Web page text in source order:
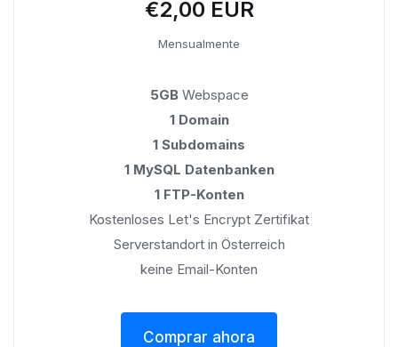
€2,00 EUR
Mensualmente
5GBWebspace
1 Domain
1 Subdomains
1 MySQL Datenbanken
1 FTP-Konten
Kostenloses Let's Encrypt Zertifikat
Serverstandort in Österreich
keine Email-Konten
Comprar ahora